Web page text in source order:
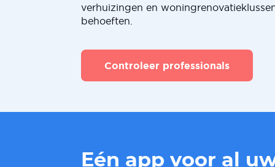
verhuizingen en
behoeften.
Controleer professionals
Eén app voor al